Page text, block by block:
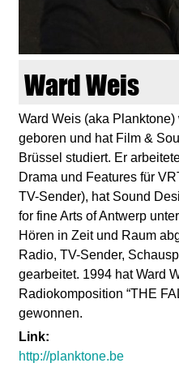
e
n
k
u
n
s
Ward Weis
Ward Weis (aka
geboren und hat Film &
Brüssel studiert. Er
Drama und Features für
TV-Sender), hat Sound
for fine Arts of Antwerp
Hören in Zeit und Raum
Radio, TV-Sender,
gearbeitet. 1994 hat Ward
Radiokomposition “THE
gewonnen.
Link:
http://planktone.be